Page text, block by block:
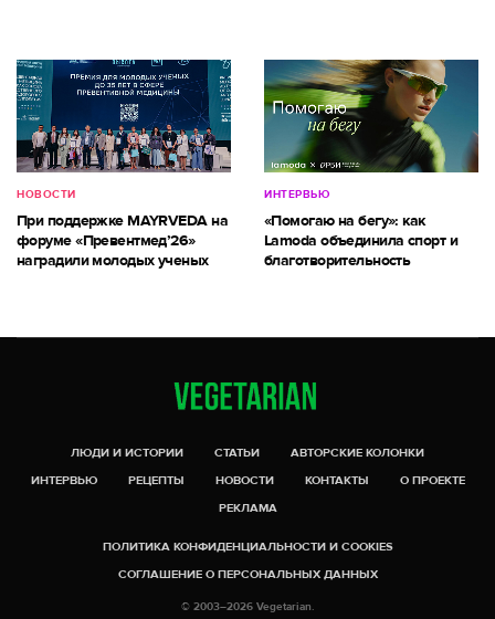
НОВОСТИ
При поддержке MAYRVEDA на
форуме «Превентмед’26»
наградили молодых ученых
ИНТЕРВЬЮ
«Помогаю на бегу»: как
Lamoda объединила спорт и
благотворительность
ЛЮДИ И ИСТОРИИ СТАТЬИ
АВТОРСКИЕ КОЛОНКИ
ИНТЕРВЬЮ
РЕЦЕПТЫ НОВОСТИ КОНТАКТЫ
О ПРОЕКТЕ
РЕКЛАМА
ПОЛИТИКА КОНФИДЕНЦИАЛЬНОСТИ И COOKIES
СОГЛАШЕНИЕ О ПЕРСОНАЛЬНЫХ ДАННЫХ
© 2003–2026 Vegetarian.